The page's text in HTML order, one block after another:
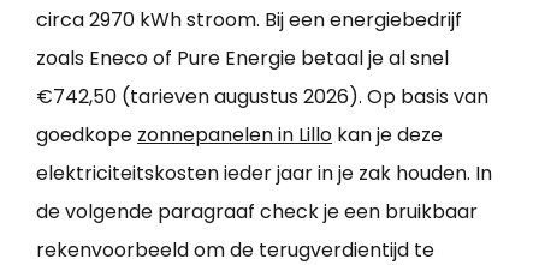
circa 2970 kWh stroom. Bij een energiebedrijf
zoals Eneco of Pure Energie betaal je al snel
€742,50 (tarieven augustus 2026). Op basis van
goedkope zonnepanelen in Lillo kan je deze
elektriciteitskosten ieder jaar in je zak houden. In
de volgende paragraaf check je een bruikbaar
rekenvoorbeeld om de terugverdientijd te